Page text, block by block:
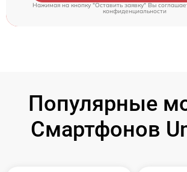
Нажимая на кнопку "Оставить заявку" Вы
конфиденциальности
Популярные
Смартфонов